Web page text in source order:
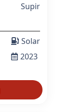
Supir
Solar
2023